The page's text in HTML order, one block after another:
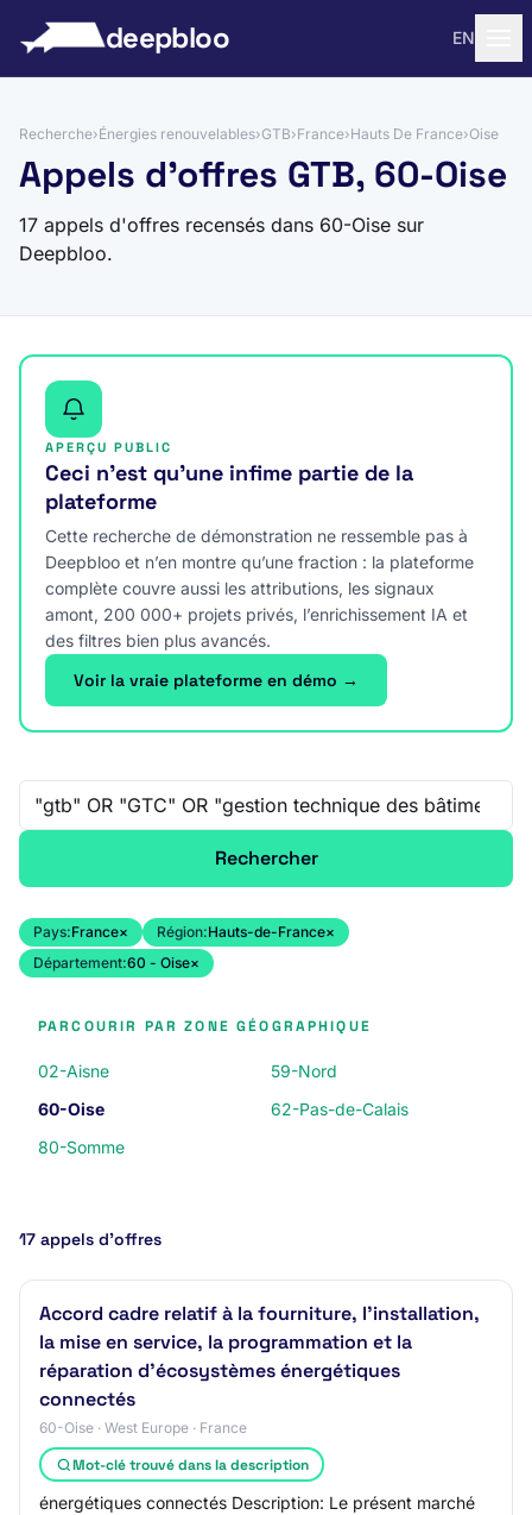
deepbloo EN
Recherche›Énergies renouvelables›GTB›France›Hauts De France›Oise
Appels d'offres GTB, 60-Oise
17 appels d'offres recensés dans 60-Oise sur
Deepbloo.
APERÇU PUBLIC
Ceci n’est qu’une infime partie de la
plateforme
Cette recherche de démonstration ne ressemble pas à
Deepbloo et n’en montre qu’une fraction : la plateforme
complète couvre aussi les attributions, les signaux
amont, 200 000+ projets privés, l’enrichissement IA et
des filtres bien plus avancés.
Voir la vraie plateforme en démo →
Recherche libre
Rechercher
Pays:France× Région:Hauts-de-France×
Département:60 - Oise×
PARCOURIR PAR ZONE GÉOGRAPHIQUE
02-Aisne
59-Nord
60-Oise
62-Pas-de-Calais
80-Somme
17 appels d’offres
Accord cadre relatif à la fourniture, l’installation,
la mise en service, la programmation et la
réparation d’écosystèmes énergétiques
connectés
60-Oise · West Europe · France
Mot-clé trouvé dans la description
énergétiques connectés Description: Le présent marché